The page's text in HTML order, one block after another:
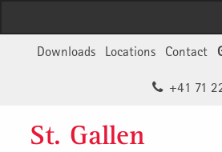
Contact
Locations
Downloads
+41 71
St. Gallen